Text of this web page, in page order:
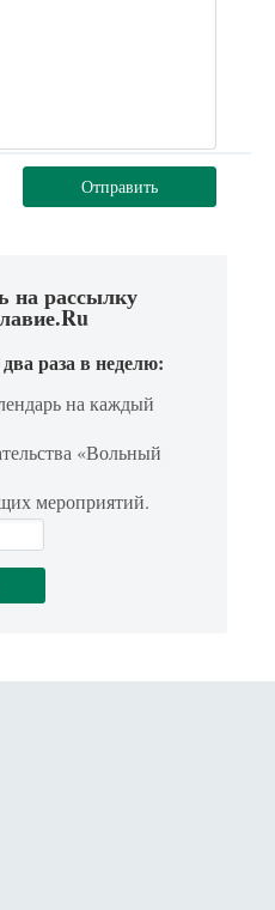
Отправить
на рассылку
раза в неделю:
на каждый
«Вольный
мероприятий.